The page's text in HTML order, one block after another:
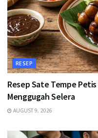
RESEP
Resep Sate Tempe
Menggugah Selera
AUGUST 9, 2026